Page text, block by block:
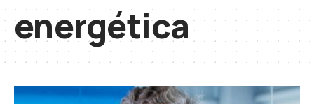
energética